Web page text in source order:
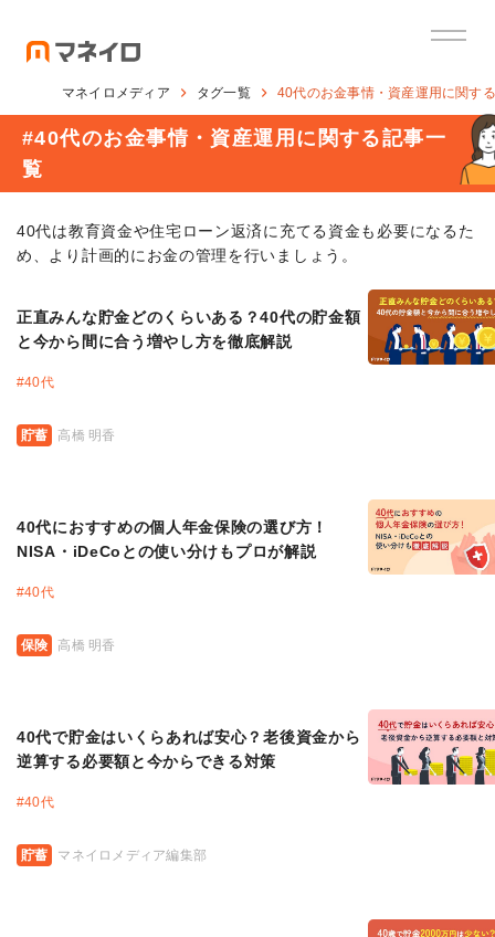
マネイロメディア タグ一覧 40代のお金事情・資産運用に関す
#40代のお金事情・資産運用に関する記事一
覧
40代は教育資金や住宅ローン返済に充てる資金も必要になるた
め、より計画的にお金の管理を行いましょう。
貯蓄 高橋 明香
正直みんな貯金どのくらいある？40代の貯金額
と今から間に合う増やし方を徹底解説
#40代
保険 高橋 明香
40代におすすめの個人年金保険の選び方！
NISA・iDeCoとの使い分けもプロが解説
#40代
貯蓄 マネイロメディア編集部
40代で貯金はいくらあれば安心？老後資金から
逆算する必要額と今からできる対策
#40代